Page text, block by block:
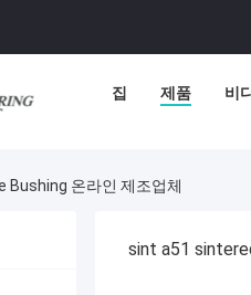
집 제품 비
Bushing 온라인 제조업체
sint a51